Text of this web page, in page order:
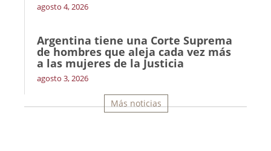
agosto 4, 2026
Argentina tiene una Corte Suprema
de hombres que aleja cada vez más
a las mujeres de la Justicia
agosto 3, 2026
Más noticias